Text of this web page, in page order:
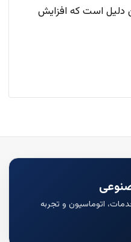
دلیل است که افزایش
اتوماسیون و تجربه